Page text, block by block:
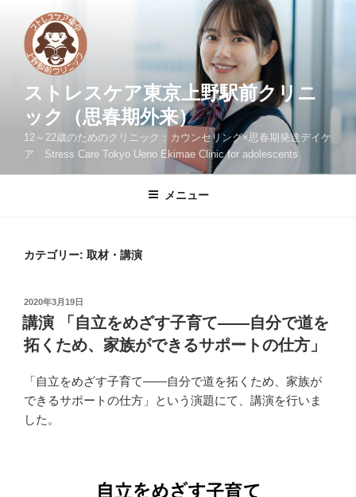
ストレスケア東京上野駅前クリニ
ック（思春期外来）
12～22歳のためのクリニック：カウンセリング×思春期発達デイケ
ア Stress Care Tokyo Ueno Ekimae Clinic for adolescents
メニュー
カテゴリー: 取材・講演
投
稿
日:
2020年3月19日
講演 「自立をめざす子育て――自分で道を
拓くため、家族ができるサポートの仕方」
「自立をめざす子育て――自分で道を拓くため、家族が
できるサポートの仕方」という演題にて、講演を行いま
した。